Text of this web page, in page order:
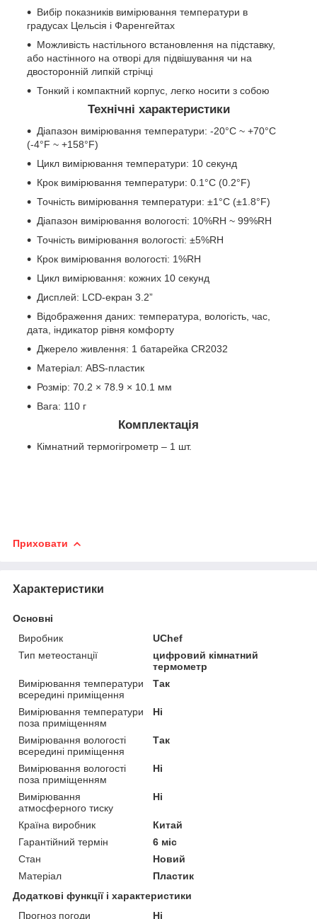
Вибір показників вимірювання температури в
градусах Цельсія і Фаренгейтах
Можливість настільного встановлення на підставку,
або настінного на отворі для підвішування чи на
двосторонній липкій стрічці
Тонкий і компактний корпус, легко носити з собою
Технічні характеристики
Діапазон вимірювання температури: -20°C ~ +70°C
(-4°F ~ +158°F)
Цикл вимірювання температури: 10 секунд
Крок вимірювання температури: 0.1°C (0.2°F)
Точність вимірювання температури: ±1°C (±1.8°F)
Діапазон вимірювання вологості: 10%RH ~ 99%RH
Точність вимірювання вологості: ±5%RH
Крок вимірювання вологості: 1%RH
Цикл вимірювання: кожних 10 секунд
Дисплей: LCD-екран 3.2”
Відображення даних: температура, вологість, час,
дата, індикатор рівня комфорту
Джерело живлення: 1 батарейка CR2032
Матеріал: ABS-пластик
Розмір: 70.2 × 78.9 × 10.1 мм
Вага: 110 г
Комплектація
Кімнатний термогігрометр – 1 шт.
Приховати
Характеристики
Основні
Виробник
UChef
Тип метеостанції
цифровий кімнатний
термометр
Вимірювання температури
всередині приміщення
Так
Вимірювання температури
поза приміщенням
Ні
Вимірювання вологості
всередині приміщення
Так
Вимірювання вологості
поза приміщенням
Ні
Вимірювання
атмосферного тиску
Ні
Країна виробник
Китай
Гарантійний термін
6 міс
Стан
Новий
Матеріал
Пластик
Додаткові функції і характеристики
Прогноз погоди
Ні